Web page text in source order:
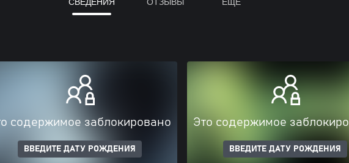
содержимое заблокировано
ВВЕДИТЕ ДАТУ РОЖДЕНИЯ
Это содержимое
ВВЕДИТЕ ДАТУ РОЖДЕНИЯ